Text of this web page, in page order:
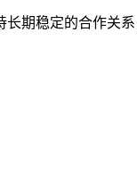
长期稳定的合作关